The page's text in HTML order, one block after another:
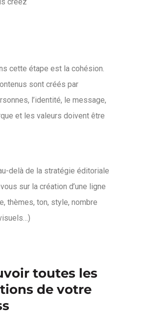
cette étape est la cohésion.
sont créés par
l’identité, le message,
et les valeurs doivent être
delà de la stratégie éditoriale
sur la création d’une ligne
thèmes, ton, style, nombre
toutes les
de votre